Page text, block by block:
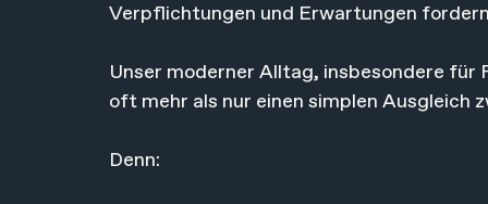
Verpflichtungen und Erwartungen
Unser moderner Alltag, insbesondere
oft mehr als nur einen simplen Ausgleich
Denn: